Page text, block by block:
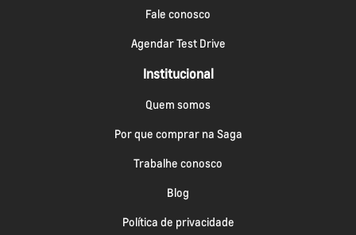
Fale conosco
Agendar Test Drive
Institucional
Quem somos
Por que comprar na Saga
Trabalhe conosco
Blog
Política de privacidade